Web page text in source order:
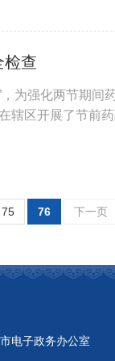
检查
为强化两节期
辖区开展了节前
75 76 下一页
电子政务办公室